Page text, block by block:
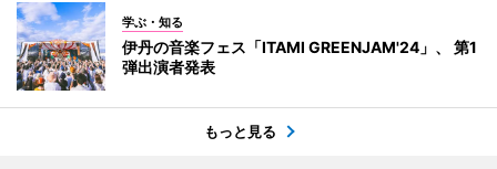
学ぶ・知る
伊丹の音楽フェス「ITAMI GREENJAM'24」、 第1
弾出演者発表
もっと見る